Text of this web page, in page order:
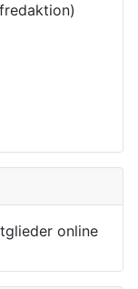
online